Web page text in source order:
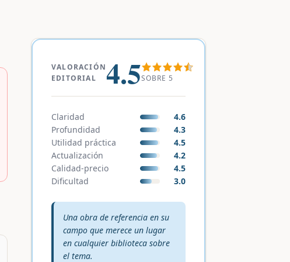
VALORACIÓN
EDITORIAL
4.5SOBRE 5
Claridad
4.6
Profundidad
4.3
Utilidad práctica
4.5
Actualización
4.2
Calidad-precio
4.5
Dificultad
3.0
Veredicto editorial:
Una obra de referencia en su
campo que merece un lugar
en cualquier biblioteca sobre
el tema.